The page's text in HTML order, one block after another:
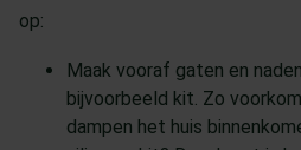
op:
Maak vooraf gaten en
bijvoorbeeld kit. Zo
dampen het huis